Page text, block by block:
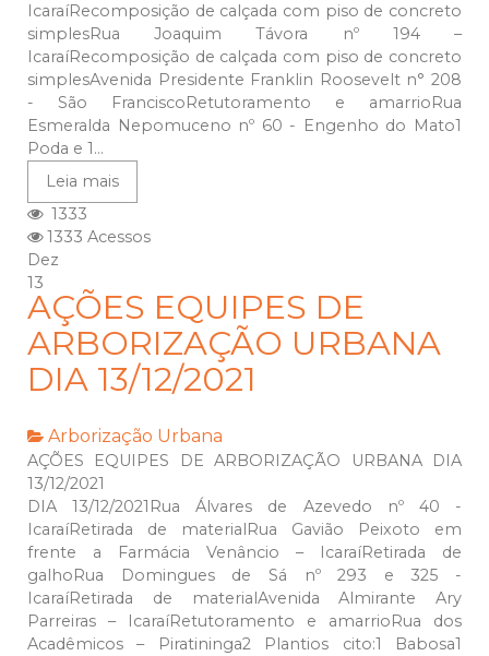
IcaraíRecomposição de calçada com piso de concreto
simplesRua Joaquim Távora nº 194 –
IcaraíRecomposição de calçada com piso de concreto
simplesAvenida Presidente Franklin Roosevelt n° 208
- São FranciscoRetutoramento e amarrioRua
Esmeralda Nepomuceno nº 60 - Engenho do Mato1
Poda e 1...
Leia mais
1333
1333 Acessos
Dez
13
AÇÕES EQUIPES DE
ARBORIZAÇÃO URBANA
DIA 13/12/2021
Arborização Urbana
AÇÕES EQUIPES DE ARBORIZAÇÃO URBANA DIA
13/12/2021
DIA 13/12/2021Rua Álvares de Azevedo nº 40 -
IcaraíRetirada de materialRua Gavião Peixoto em
frente a Farmácia Venâncio – IcaraíRetirada de
galhoRua Domingues de Sá nº 293 e 325 -
IcaraíRetirada de materialAvenida Almirante Ary
Parreiras – IcaraíRetutoramento e amarrioRua dos
Acadêmicos – Piratininga2 Plantios cito:1 Babosa1